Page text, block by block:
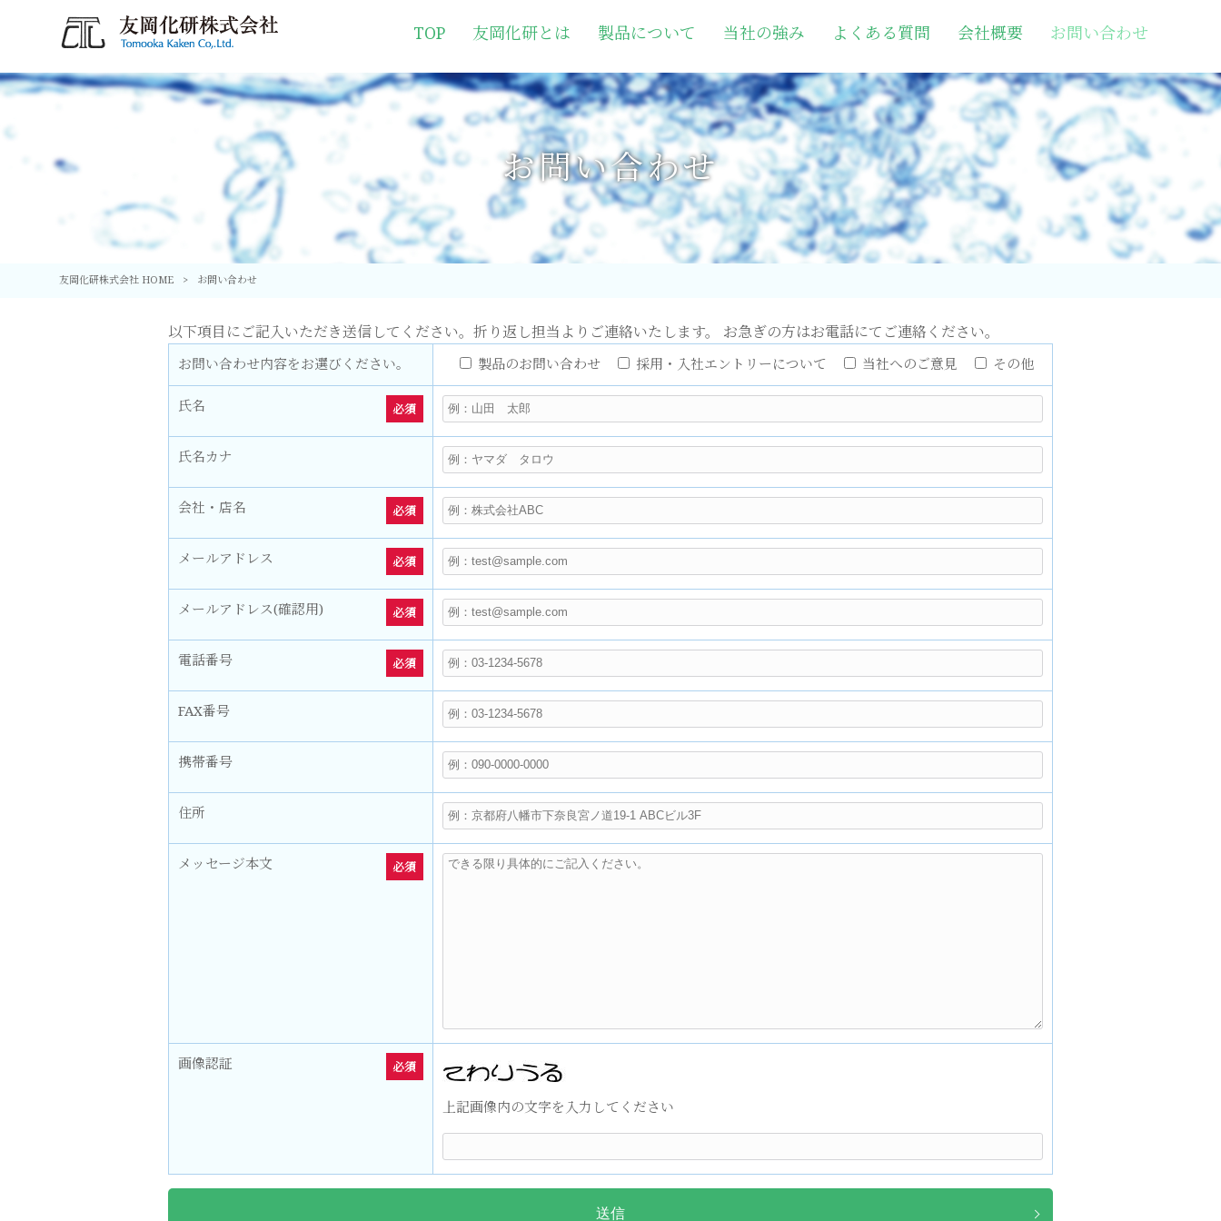
TOP 友岡化研とは 製品について 当社の強み よくある質問 会社概要 お問い合わせ
お問い合わせ
友岡化研株式会社 HOME > お問い合わせ
以下項目にご記入いただき送信してください。折り返し担当よりご連絡いたします。 お急ぎの方はお電話にてご連絡ください。
お問い合わせ内容をお選びください。 製品のお問い合わせ 採用・入社エントリーについて 当社へのご意見 その他
氏名 必須
氏名カナ
会社・店名 必須
メールアドレス 必須
メールアドレス(確認用) 必須
電話番号 必須
FAX番号
携帯番号
住所
メッセージ本文 必須
画像認証 必須
上記画像内の文字を入力してください